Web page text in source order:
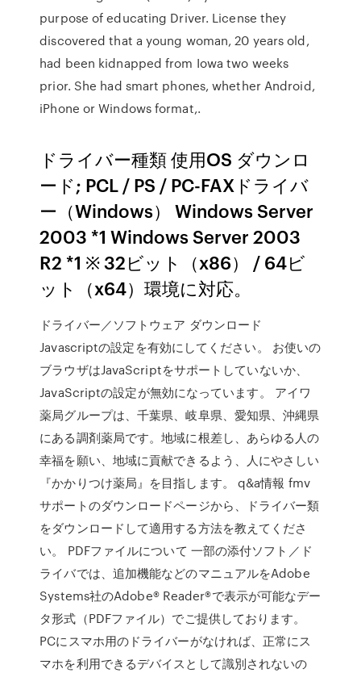
purpose of educating Driver. License they
discovered that a young woman, 20 years old,
had been kidnapped from Iowa two weeks
prior. She had smart phones, whether Android,
iPhone or Windows format,.
ドライバー種類 使用OS ダウンロ
ード; PCL / PS / PC-FAXドライバ
ー（Windows） Windows Server
2003 *1 Windows Server 2003
R2 *1 ※ 32ビット（x86） / 64ビ
ット（x64）環境に対応。
ドライバー／ソフトウェア ダウンロード
Javascriptの設定を有効にしてください。 お使いの
ブラウザはJavaScriptをサポートしていないか、
JavaScriptの設定が無効になっています。 アイワ
薬局グループは、千葉県、岐阜県、愛知県、沖縄県
にある調剤薬局です。地域に根差し、あらゆる人の
幸福を願い、地域に貢献できるよう、人にやさしい
『かかりつけ薬局』を目指します。 q&a情報 fmv
サポートのダウンロードページから、ドライバー類
をダウンロードして適用する方法を教えてくださ
い。 PDFファイルについて 一部の添付ソフト／ド
ライバでは、追加機能などのマニュアルをAdobe
Systems社のAdobe® Reader®で表示が可能なデー
タ形式（PDFファイル）でご提供しております。
PCにスマホ用のドライバーがなければ、正常にス
マホを利用できるデバイスとして識別されないの